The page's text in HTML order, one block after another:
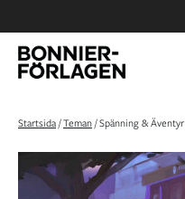
Startsida/Teman/Spänning & Äventyr